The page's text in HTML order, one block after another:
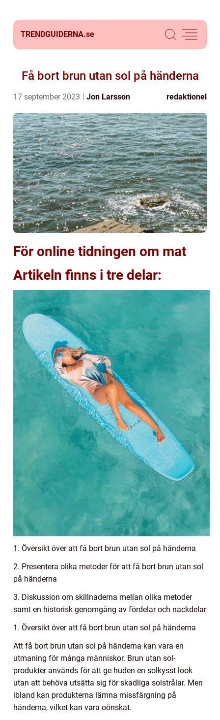
TRENDGUIDERNA.se
Få bort brun utan sol på händerna
17 september 2023 Jon Larsson redaktionel
För online tidningen om mat
Artikeln finns i tre delar:
1. Översikt över att få bort brun utan sol på händerna
2. Presentera olika metoder för att få bort brun utan sol
på händerna
3. Diskussion om skillnaderna mellan olika metoder
samt en historisk genomgång av fördelar och nackdelar
1. Översikt över att få bort brun utan sol på händerna
Att få bort brun utan sol på händerna kan vara en
utmaning för många människor. Brun utan sol-
produkter används för att ge huden en solkysst look
utan att behöva utsätta sig för skadliga solstrålar. Men
ibland kan produkterna lämna missfärgning på
händerna, vilket kan vara oönskat.